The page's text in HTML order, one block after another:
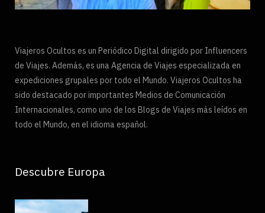
Viajeros Ocultos es un Periódico Digital dirigido por Influencers
de Viajes. Además, es una Agencia de Viajes especializada en
expediciones grupales por todo el Mundo. Viajeros Ocultos ha
sido destacado por importantes Medios de Comunicación
Internacionales, como uno de los Blogs de Viajes más leídos en
todo el Mundo, en el idioma español.
Descubre Europa